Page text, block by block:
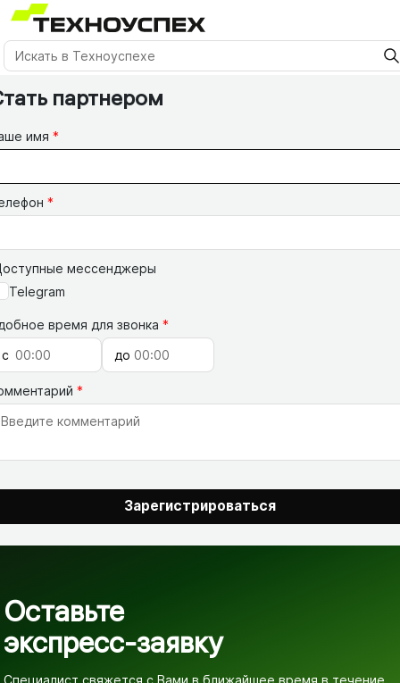
партнером
имя
мессенджеры
Telegram
время для звонка
Зарегистрироваться
Оставьте
экспресс-заявку
Специалист свяжется с Вами в ближайшее время в течение